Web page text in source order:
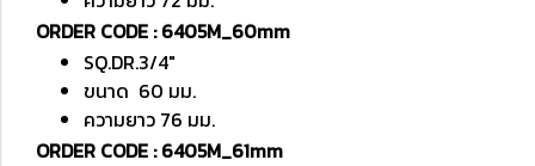
ORDER CODE : 6405M_60mm
SQ.DR.3/4"
ขนาด 60 มม.
ความยาว 76 มม.
ORDER CODE : 6405M_61mm